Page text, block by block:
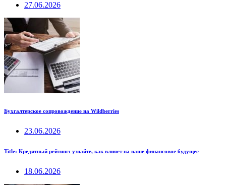
27.06.2026
Бухгалтерское сопровождение на Wildberries
23.06.2026
Title: Кредитный рейтинг: узнайте, как влияет на ваше финансовое будущее
18.06.2026